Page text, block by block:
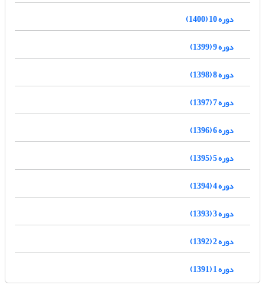
دوره 10 (1400)
دوره 9 (1399)
دوره 8 (1398)
دوره 7 (1397)
دوره 6 (1396)
دوره 5 (1395)
دوره 4 (1394)
دوره 3 (1393)
دوره 2 (1392)
دوره 1 (1391)